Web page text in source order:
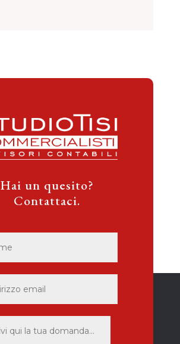
Hai un quesito?
Contattaci.